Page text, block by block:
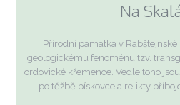
Na
Přírodní památka v
geologickému fenoménu tzv.
ordovické křemence. Vedle toho
po těžbě pískovce a relikty